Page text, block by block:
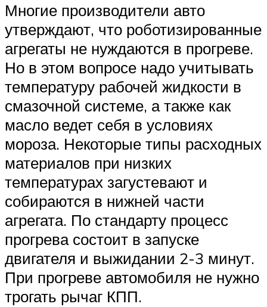
Многие производители авто
утверждают, что роботизированные
агрегаты не нуждаются в прогреве.
Но в этом вопросе надо учитывать
температуру рабочей жидкости в
смазочной системе, а также как
масло ведет себя в условиях
мороза. Некоторые типы расходных
материалов при низких
температурах загустевают и
собираются в нижней части
агрегата. По стандарту процесс
прогрева состоит в запуске
двигателя и выжидании 2-3 минут.
При прогреве автомобиля не нужно
трогать рычаг КПП.